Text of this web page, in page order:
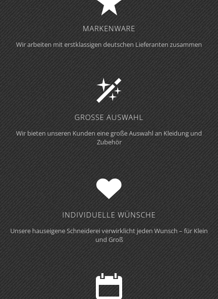
MARKENWARE
Wir arbeiten mit erstklassigen deutschen Lieferanten zusammen
GROSSE AUSWAHL
Wir bieten unseren Kunden eine große Auswahl an Kleidung und
Zubehör
INDIVIDUELLE WÜNSCHE
Unsere hauseigene Schneiderei verwirklicht jeden Wunsch – für Klein
und Groß